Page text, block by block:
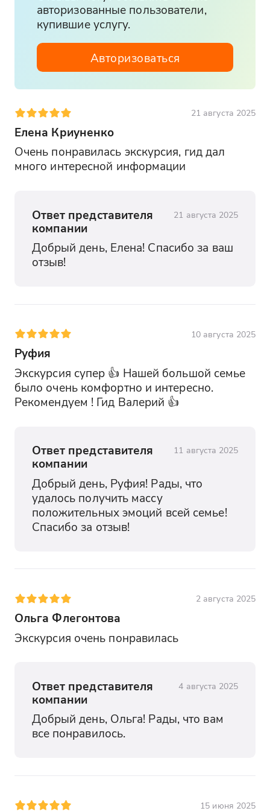
и особенностях архитектуры, а также о
том, как эти объекты используются
сегодня. Особое внимание уделяется
истории Олимпийского огня и
церемониям открытия/закрытия Игр.
авторизованные пользователи,
купившие услугу.
Авторизоваться
21 августа 2025
Елена Криуненко
Очень понравилась экскурсия, гид дал
много интересной информации
Ответ представителя
компании
21 августа 2025
Добрый день, Елена! Спасибо за ваш
отзыв!
10 августа 2025
Руфия
Экскурсия супер 👍 Нашей большой семье
было очень комфортно и интересно.
Рекомендуем ! Гид Валерий 👍
Ответ представителя
компании
11 августа 2025
Добрый день, Руфия! Рады, что
удалось получить массу
положительных эмоций всей семье!
Спасибо за отзыв!
2 августа 2025
Ольга Флегонтова
Экскурсия очень понравилась
Ответ представителя
компании
4 августа 2025
Добрый день, Ольга! Рады, что вам
все понравилось.
15 июня 2025